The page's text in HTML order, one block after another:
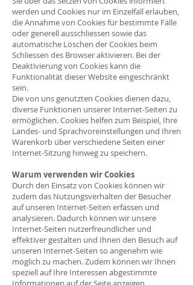
werden und Cookies nur im Einzelfall erlauben,
die Annahme von Cookies für bestimmte Fälle
oder generell ausschliessen sowie das
automatische Löschen der Cookies beim
Schliessen des Browser aktivieren. Bei der
Deaktivierung von Cookies kann die
Funktionalität dieser Website eingeschränkt
sein.
Die von uns genutzten Cookies dienen dazu,
diverse Funktionen unserer Internet-Seiten zu
ermöglichen. Cookies helfen zum Beispiel, Ihre
Landes- und Sprachvoreinstellungen und Ihren
Warenkorb über verschiedene Seiten einer
Internet-Sitzung hinweg zu speichern.
Warum verwenden wir Cookies
Durch den Einsatz von Cookies können wir
zudem das Nutzungsverhalten der Besucher
auf unseren Internet-Seiten erfassen und
analysieren. Dadurch können wir unsere
Internet-Seiten nutzerfreundlicher und
effektiver gestalten und Ihnen den Besuch auf
unseren Internet-Seiten so angenehm wie
möglich zu machen. Zudem können wir Ihnen
speziell auf Ihre Interessen abgestimmte